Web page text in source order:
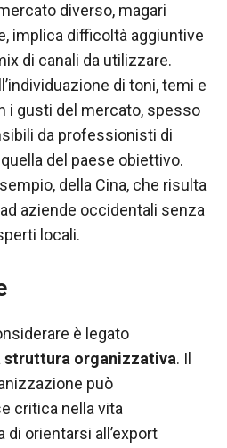
diverso, magari
implica difficoltà aggiuntive
di canali da utilizzare.
di toni, temi e
i gusti del mercato, spesso
da professionisti di
del paese obiettivo.
della Cina, che risulta
aziende occidentali senza
locali.
è legato
organizzativa. Il
può
critica nella vita
di orientarsi all’export